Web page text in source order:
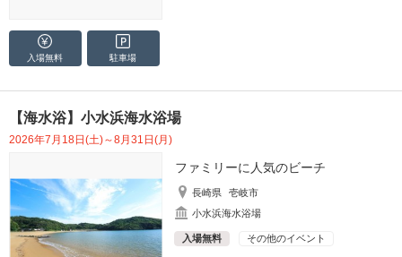
入場無料 駐車場
【海水浴】小水浜海水浴場
2026年7月18日(土)～8月31日(月)
ファミリーに人気のビーチ
長崎県
壱岐市
小水浜海水浴場
入場無料 その他のイベント